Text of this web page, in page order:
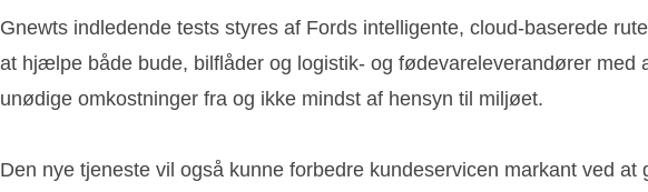
Gnewts indledende tests styres af Fords intelligente, cloud-baserede
at hjælpe både bude, bilflåder og logistik- og fødevareleverandører
unødige omkostninger fra og ikke mindst af hensyn til miljøet.
Den nye tjeneste vil også kunne forbedre kundeservicen markant ved